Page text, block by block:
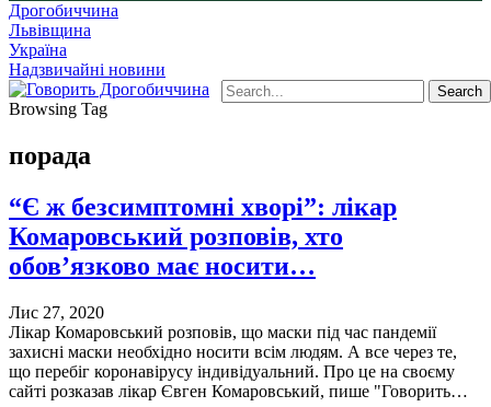
Дрогобиччина
Львівщина
Україна
Надзвичайні новини
Browsing Tag
порада
“Є ж безсимптомні хворі”: лікар
Комаровський розповів, хто
обов’язково має носити…
Лис 27, 2020
Лікар Комаровський розповів, що маски під час пандемії
захисні маски необхідно носити всім людям. А все через те,
що перебіг коронавірусу індивідуальний. Про це на своєму
сайті розказав лікар Євген Комаровський, пише "Говорить…